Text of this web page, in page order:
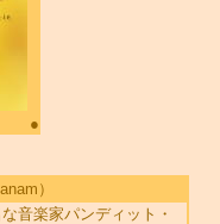
●
）
音楽家パンディット・